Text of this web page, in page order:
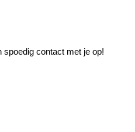
spoedig contact met je op!